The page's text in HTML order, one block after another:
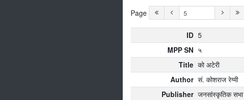
Page
ID 5
MPP SN ५
Title को अटेरी
Author सं‌. कोशराज रेग्मी
Publisher जनसांस्कृतिक सभा